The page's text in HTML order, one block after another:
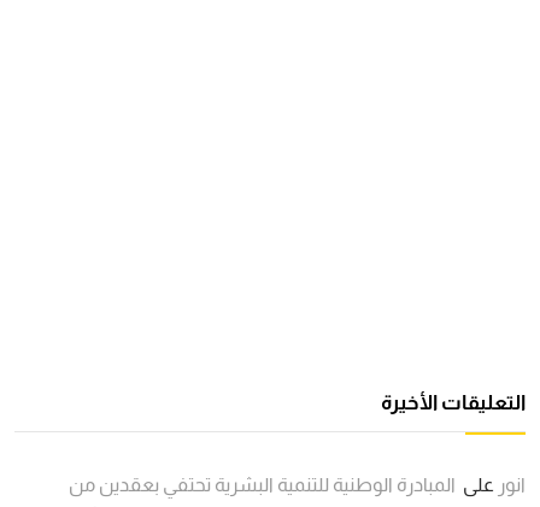
التعليقات الأخيرة
انور على المبادرة الوطنية للتنمية البشرية تحتفي بعقدين من